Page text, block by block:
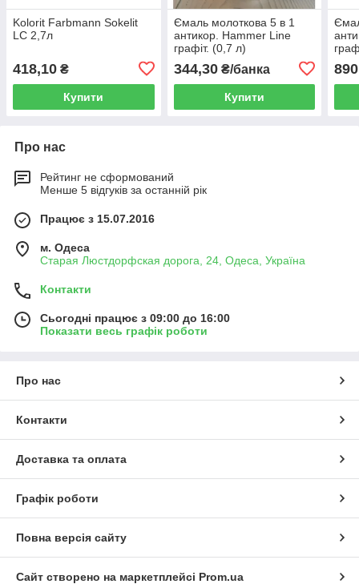
Kolorit Farbmann Sokelit
LC 2,7л
418,10 ₴
Купити
Ємаль молоткова 5 в 1
антикор. Hammer Line
графіт. (0,7 л)
344,30₴/банка
Купити
Про нас
Рейтинг не сформований
Менше 5 відгуків за останній рік
Працює з 15.07.2016
м. Одеса
Старая Люстдорфская дорога, 24, Одеса, Україна
Контакти
Сьогодні працює з 09:00 до 16:00
Показати весь графік роботи
Про нас
Контакти
Доставка та оплата
Графік роботи
Повна версія сайту
Сайт створено на маркетплейсі Prom.ua